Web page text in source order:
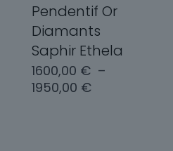
Pendentif Or
Diamants
Saphir Ethela
1600,00 € –
1950,00 €Plage